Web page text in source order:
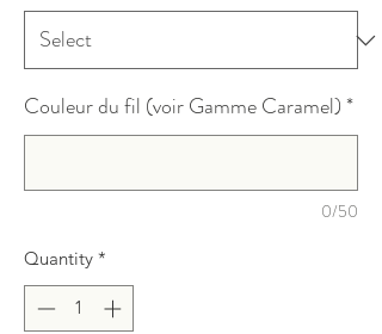
Couleur du fil (voir Gamme Caramel) *
0/50
Quantity *